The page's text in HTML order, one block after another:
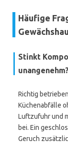
Häufige
Stinkt
unangenehm?
Richtig
Küchenabfälle
Luftzufuhr und
bei. Ein
Geruch